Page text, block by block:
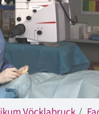
Vöcklabruck